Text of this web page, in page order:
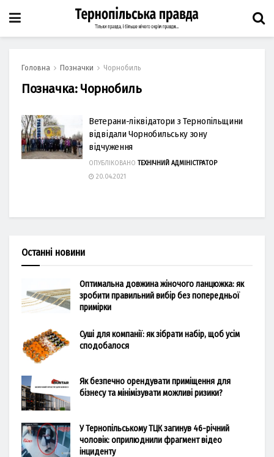
Головна Позначки Чорнобиль
Позначка: Чорнобиль
Ветерани-ліквідатори з Тернопільщини
відвідали Чорнобильську зону
відчуження
ОПУБЛІКОВАНО ТЕХНІЧНИЙ АДМІНІСТРАТОР
20.04.2021
Останні новини
Оптимальна довжина жіночого ланцюжка: як
зробити правильний вибір без попередньої
примірки
Суші для компанії: як зібрати набір, щоб усім
сподобалося
Як безпечно орендувати приміщення для
бізнесу та мінімізувати можливі ризики?
У Тернопільському ТЦК загинув 46-річний
чоловік: оприлюднили фрагмент відео
інциденту